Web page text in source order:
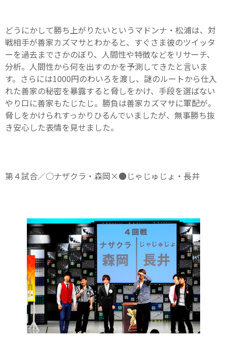
どうにかして勝ち上がりたいというマドンナ・松浦は、対
戦相手が善家カズマサとわかると、すぐさま彼のツイッタ
ーを過去までさかのぼり、人間性や特徴などをリサーチ、
分析。人間性から何を出すのかを予測してきたと言いま
す。さらには1000円のわいろを渡し、謎のルートから仕入
れた善家の秘密を暴露すると脅しをかけ、手段を選ばない
やり口に善家もたじたじ。勝負は善家カズマサに軍配が。
脅しをかけられすっかりひるんでいましたが、無事勝ち抜
き安心した表情を見せました。
第４試合／○ナザクラ・森岡×●じゃじゅじょ・長井